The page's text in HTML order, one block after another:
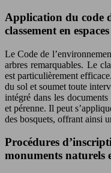
Application du code
classement en
Le Code de
arbres remarquables. Le
est particulièrement
du sol et soumet toute
intégré dans les
et pérenne. Il peut
des bosquets, offrant ainsi
Procédures
monuments naturels